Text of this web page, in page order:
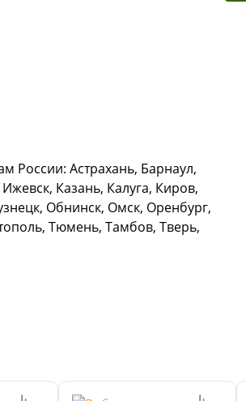
России: Астрахань, Барнаул,
Казань, Калуга, Киров,
Обнинск, Омск, Оренбург,
Тюмень, Тамбов, Тверь,